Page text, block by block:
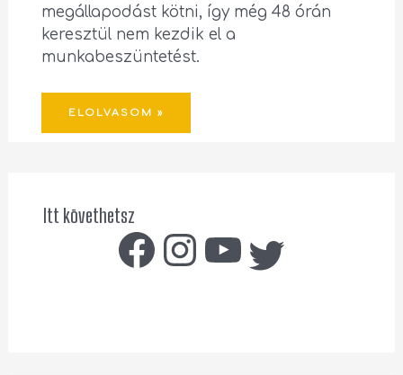
megállapodást kötni, így még 48 órán
keresztül nem kezdik el a
munkabeszüntetést.
ELOLVASOM »
Itt követhetsz